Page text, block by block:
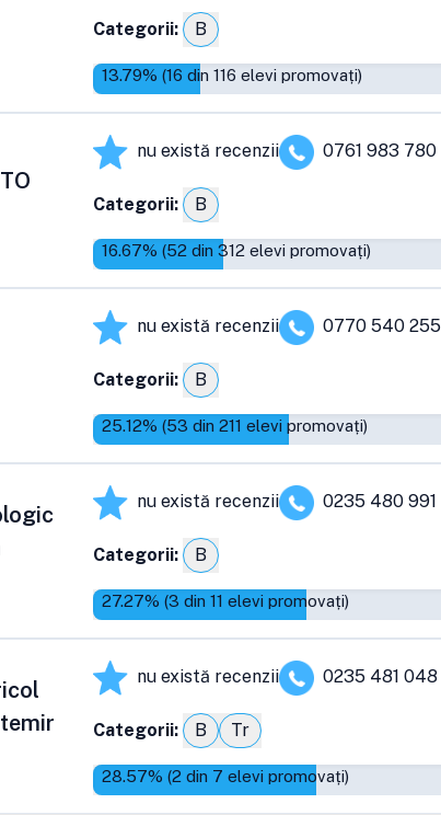
Categorii: B
13.79% (16 din 116 elevi promovați)
nu există recenzii 0761 983 780
Categorii: B
16.67% (52 din 312 elevi promovați)
nu există recenzii 0770 540 255
Categorii: B
25.12% (53 din 211 elevi promovați)
nu există recenzii 0235 480 991
Categorii: B
27.27% (3 din 11 elevi promovați)
nu există recenzii 0235 481 048
Categorii: B Tr
28.57% (2 din 7 elevi promovați)